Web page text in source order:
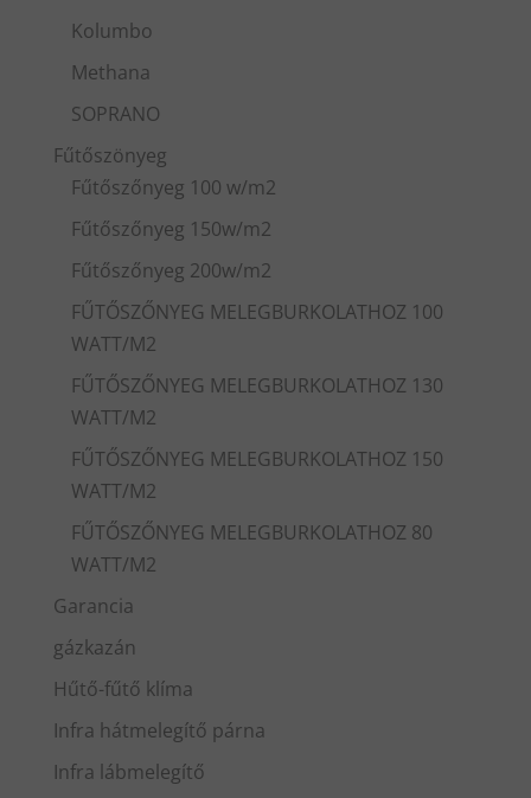
Kolumbo
Methana
SOPRANO
Fűtőszönyeg
Fűtőszőnyeg 100 w/m2
Fűtőszőnyeg 150w/m2
Fűtőszőnyeg 200w/m2
FŰTŐSZŐNYEG MELEGBURKOLATHOZ 100
WATT/M2
FŰTŐSZŐNYEG MELEGBURKOLATHOZ 130
WATT/M2
FŰTŐSZŐNYEG MELEGBURKOLATHOZ 150
WATT/M2
FŰTŐSZŐNYEG MELEGBURKOLATHOZ 80
WATT/M2
Garancia
gázkazán
Hűtő-fűtő klíma
Infra hátmelegítő párna
Infra lábmelegítő